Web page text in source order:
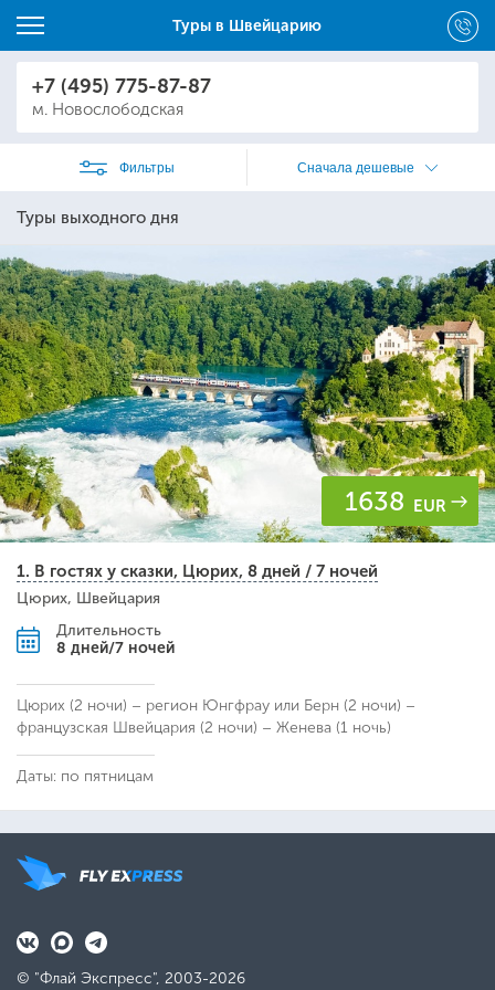
Туры в Швейцарию
+7 (495) 775-87-87
м. Новослободская
Фильтры Сначала дешевые
Туры выходного дня
1638 EUR
1. В гостях у сказки, Цюрих, 8 дней / 7 ночей
Цюрих, Швейцария
Длительность
8 дней/7 ночей
Цюрих (2 ночи) – регион Юнгфрау или Берн (2 ночи) –
французская Швейцария (2 ночи) – Женева (1 ночь)
Даты: по пятницам
© "Флай Экспресс", 2003-2026